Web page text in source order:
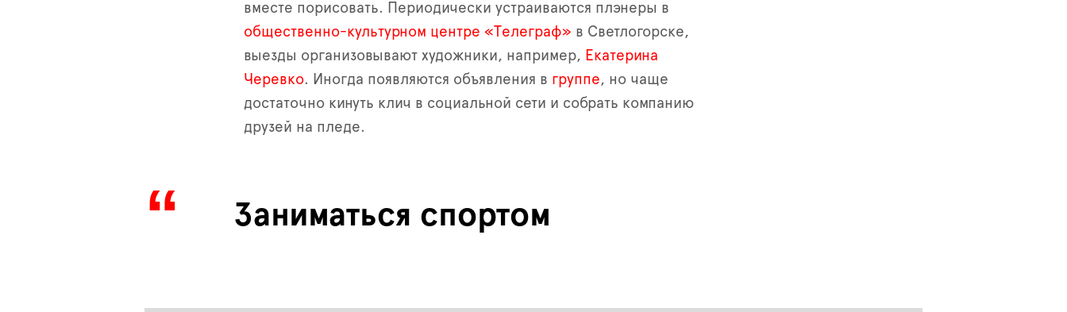
вместе порисовать. Периодически устраиваются плэнеры в
общественно-культурном центре «Телеграф» в Светлогорске,
выезды организовывают художники, например, Екатерина
Черевко. Иногда появляются объявления в группе, но чаще
достаточно кинуть клич в социальной сети и собрать компанию
друзей на пледе.
Заниматься спортом